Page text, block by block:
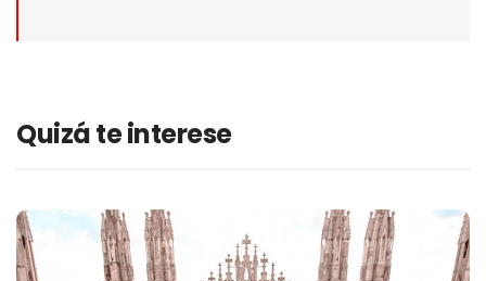
Quizá te interese